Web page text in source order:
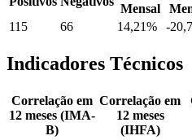
Mensal
115
66 14,21% -
Indicadores Técnicos
Correlação em
12 meses (IMA-
B)
Correlação em
12 meses
(IHFA)